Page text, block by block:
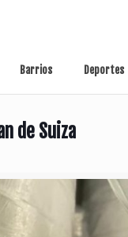
Barrios Deportes
de Suiza